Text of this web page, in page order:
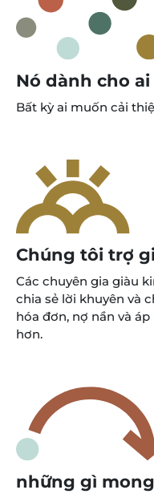
Nó dành cho ai
Bất kỳ ai muốn cải
Chúng tôi trợ
Các chuyên gia giàu
chia sẻ lời khuyên và
hóa đơn, nợ nần và
hơn.
những gì